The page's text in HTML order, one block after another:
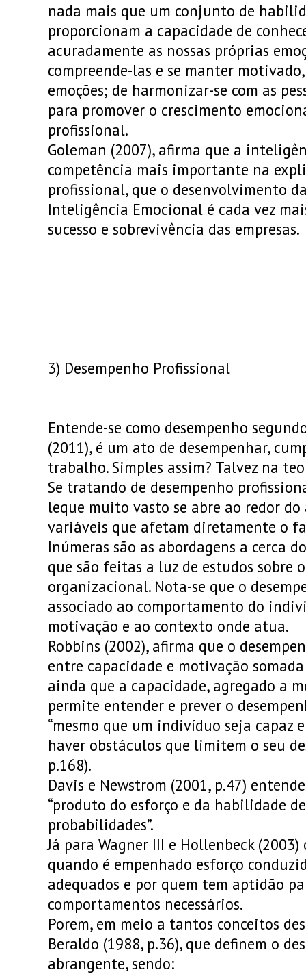
nada mais que um conjunto de
proporcionam a capacidade de
acuradamente as nossas próprias
compreende-las e se manter
emoções; de harmonizar-se com as
para promover o crescimento
profissional.
Goleman (2007), afirma que a
competência mais importante na
profissional, que o desenvolvimento
Inteligência Emocional é cada vez
sucesso e sobrevivência das empresas.
3) Desempenho Profissional
Entende-se como desempenho
(2011), é um ato de desempenhar,
trabalho. Simples assim? Talvez na
Se tratando de desempenho
leque muito vasto se abre ao redor
variáveis que afetam diretamente o
Inúmeras são as abordagens a cerca
que são feitas a luz de estudos sobre
organizacional. Nota-se que o
associado ao comportamento do
motivação e ao contexto onde atua.
Robbins (2002), afirma que o
entre capacidade e motivação
ainda que a capacidade, agregado a
permite entender e prever o
“mesmo que um indivíduo seja capaz
haver obstáculos que limitem o seu
p.168).
Davis e Newstrom (2001, p.47)
“produto do esforço e da habilidade
probabilidades”.
Já para Wagner III e Hollenbeck (2003)
quando é empenhado esforço
adequados e por quem tem aptidão
comportamentos necessários.
Porem, em meio a tantos conceitos
Beraldo (1988, p.36), que definem o
abrangente, sendo: